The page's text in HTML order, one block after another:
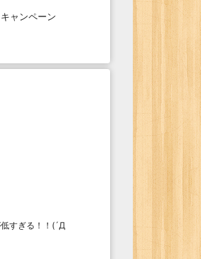
ャンペーン
すぎる！！(´Д